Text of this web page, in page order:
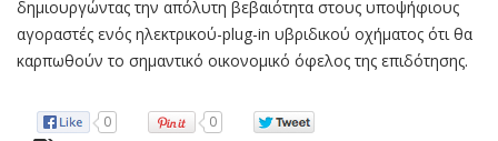
δημιουργώντας την απόλυτη βεβαιότητα στους υποψήφιους
αγοραστές ενός ηλεκτρικού-plug-in υβριδικού οχήματος ότι θα
καρπωθούν το σημαντικό οικονομικό όφελος της επιδότησης.
0 0